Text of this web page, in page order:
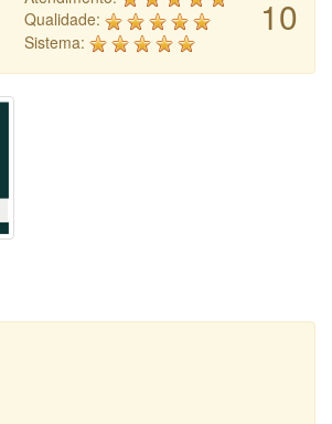
10
Qualidade:
Sistema: